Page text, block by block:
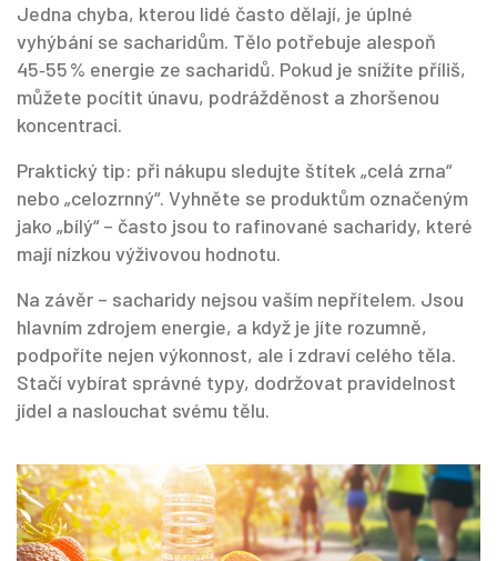
Jedna chyba, kterou lidé často dělají, je úplné
vyhýbání se sacharidům. Tělo potřebuje alespoň
45‑55 % energie ze sacharidů. Pokud je snížíte příliš,
můžete pocítit únavu, podrážděnost a zhoršenou
koncentraci.
Praktický tip: při nákupu sledujte štítek „celá zrna“
nebo „celozrnný“. Vyhněte se produktům označeným
jako „bílý“ – často jsou to rafinované sacharidy, které
mají nízkou výživovou hodnotu.
Na závěr – sacharidy nejsou vaším nepřítelem. Jsou
hlavním zdrojem energie, a když je jíte rozumně,
podpoříte nejen výkonnost, ale i zdraví celého těla.
Stačí vybírat správné typy, dodržovat pravidelnost
jídel a naslouchat svému tělu.